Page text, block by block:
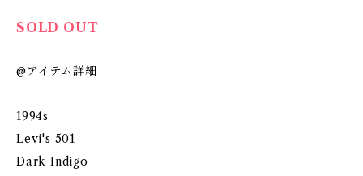
SOLD OUT
@アイテム詳細
1994s
Levi's 501
Dark Indigo